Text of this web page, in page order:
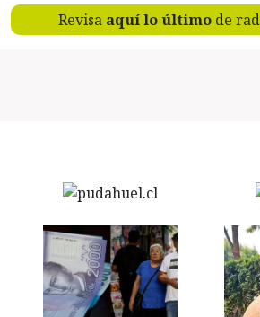
Revisa aquí lo últimode